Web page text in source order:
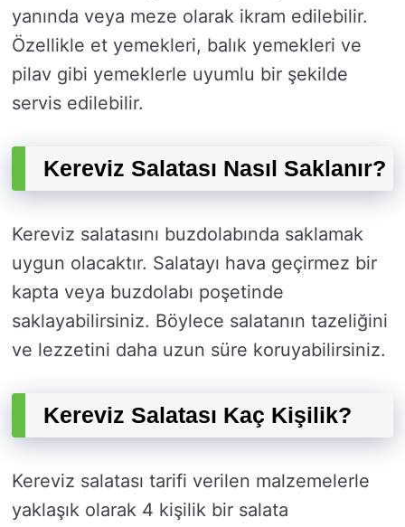
yanında veya meze olarak ikram edilebilir.
Özellikle et yemekleri, balık yemekleri ve
pilav gibi yemeklerle uyumlu bir şekilde
servis edilebilir.
Kereviz Salatası Nasıl Saklanır?
Kereviz salatasını buzdolabında saklamak
uygun olacaktır. Salatayı hava geçirmez bir
kapta veya buzdolabı poşetinde
saklayabilirsiniz. Böylece salatanın tazeliğini
ve lezzetini daha uzun süre koruyabilirsiniz.
Kereviz Salatası Kaç Kişilik?
Kereviz salatası tarifi verilen malzemelerle
yaklaşık olarak 4 kişilik bir salata